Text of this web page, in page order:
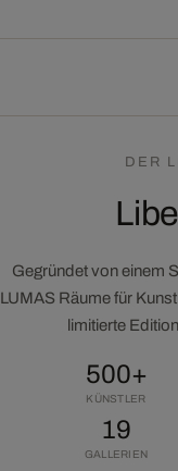
DER
Gegründet von einem
LUMAS Räume für
limitierte
500+
KÜNSTLER
19
GALLERIEN